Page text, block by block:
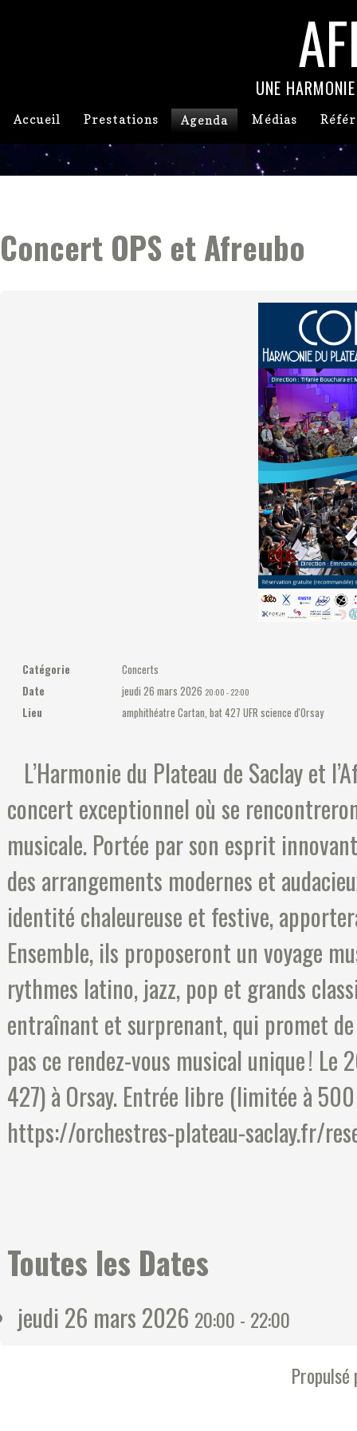
UNE
Accueil Prestations Agenda Médias
Concert OPS et Afreubo
Catégorie
Concerts
Date
jeudi 26 mars 2026 20:00 - 22:00
Lieu amphithéatre Cartan, bat 427 UFR science d'Orsay
L’Harmonie du Plateau de Saclay et
concert exceptionnel où se
musicale. Portée par son esprit
des arrangements modernes et
identité chaleureuse et festive,
Ensemble, ils proposeront un voyage
rythmes latino, jazz, pop et grands
entraînant et surprenant, qui promet
pas ce rendez-vous musical unique !
427) à Orsay. Entrée libre (limitée à
https://orchestres-plateau-saclay.fr/
Toutes les Dates
jeudi 26 mars 2026 20:00 - 22:00